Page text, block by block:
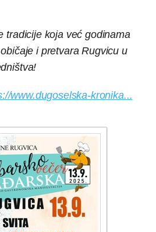
tradicije koja već godinama
i pretvara Rugvicu u
www.dugoselska-kronika...